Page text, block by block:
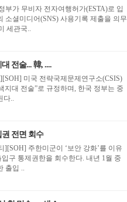
가 무비자 전자여행허가(ESTA)로 입
소셜미디어(SNS) 사용기록 제출을 의무
세관국..
전술... 韓, ....
미국 전략국제문제연구소(CSIS)
지대 전술”로 규정하며, 한국 정부는 중
다..
전면 회수
주한미군이 ‘보안 강화’를 이유
구 통제권한을 회수한다. 내년 1월 중
출입 ..